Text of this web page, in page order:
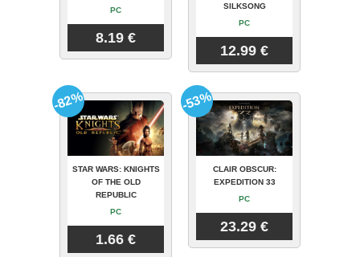
PC
8.19 €
SILKSONG
PC
12.99 €
STAR WARS: KNIGHTS
OF THE OLD
REPUBLIC
PC
1.66 €
-82%
CLAIR OBSCUR:
EXPEDITION 33
PC
23.29 €
-53%